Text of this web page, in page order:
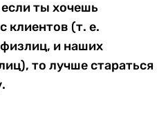
ты хочешь
клиентов (т. е.
и наших
то лучше стараться